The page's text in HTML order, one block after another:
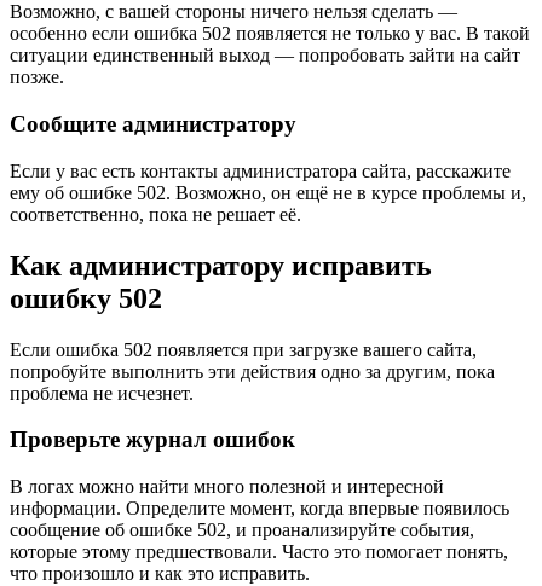
Возможно, с вашей стороны ничего нельзя сделать —
особенно если ошибка 502 появляется не только у вас. В такой
ситуации единственный выход — попробовать зайти на сайт
позже.
Сообщите администратору
Если у вас есть контакты администратора сайта, расскажите
ему об ошибке 502. Возможно, он ещё не в курсе проблемы и,
соответственно, пока не решает её.
Как администратору исправить
ошибку 502
Если ошибка 502 появляется при загрузке вашего сайта,
попробуйте выполнить эти действия одно за другим, пока
проблема не исчезнет.
Проверьте журнал ошибок
В логах можно найти много полезной и интересной
информации. Определите момент, когда впервые появилось
сообщение об ошибке 502, и проанализируйте события,
которые этому предшествовали. Часто это помогает понять,
что произошло и как это исправить.